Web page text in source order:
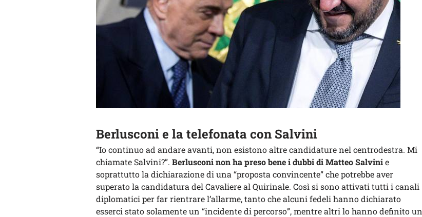
Berlusconi e la telefonata con Salvini
“Io continuo ad andare avanti, non esistono altre candidature nel centrodestra. Mi
chiamate Salvini?”. Berlusconi non ha preso bene i dubbi di Matteo Salvinie
soprattutto la dichiarazione di una “proposta convincente” che potrebbe aver
superato la candidatura del Cavaliere al Quirinale. Così si sono attivati tutti i canali
diplomatici per far rientrare l’allarme, tanto che alcuni fedeli hanno dichiarato
esserci stato solamente un “incidente di percorso”, mentre altri lo hanno definito un